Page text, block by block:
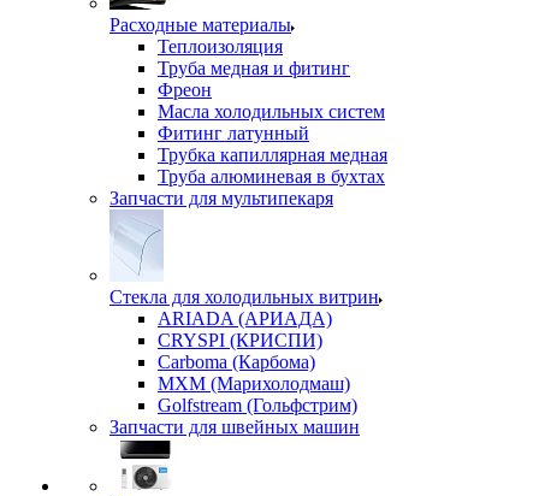
Расходные материалы
Теплоизоляция
Труба медная и фитинг
Фреон
Масла холодильных систем
Фитинг латунный
Трубка капиллярная медная
Труба алюминевая в бухтах
Запчасти для мультипекаря
Стекла для холодильных витрин
ARIADA (АРИАДА)
CRYSPI (КРИСПИ)
Carboma (Карбома)
MXM (Марихолодмаш)
Golfstream (Гольфстрим)
Запчасти для швейных машин